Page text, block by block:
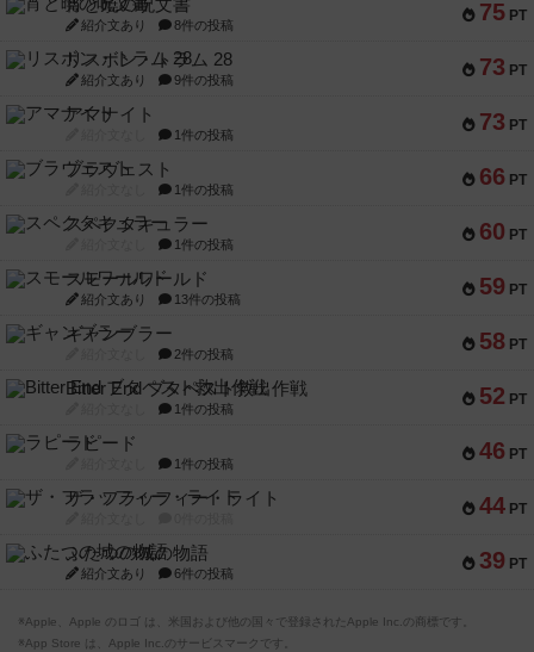
75 PT
宵と暁の呪文書
紹介文あり 8件の投稿
73 PT
リスボン・トラム 28
紹介文あり 9件の投稿
73 PT
アマナイト
1件の投稿
66 PT
ブラヴェスト
1件の投稿
60 PT
スペクタキュラー
1件の投稿
59 PT
スモールワールド
紹介文あり 13件の投稿
58 PT
ギャンブラー
2件の投稿
52 PT
Bitter End ブタペスト救出作戦
1件の投稿
46 PT
ラピード
1件の投稿
44 PT
ザ・フラッフィー・ライト
39 PT
ふたつの城の物語
紹介文あり 6件の投稿
※Apple、Apple のロゴ は、米国および他の国々で登録されたApple Inc.の商標です。
※App Store は、Apple Inc.のサービスマークです。